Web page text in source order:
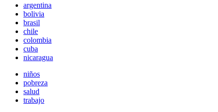
argentina
bolivia
brasil
chile
colombia
cuba
nicaragua
niños
pobreza
salud
trabajo